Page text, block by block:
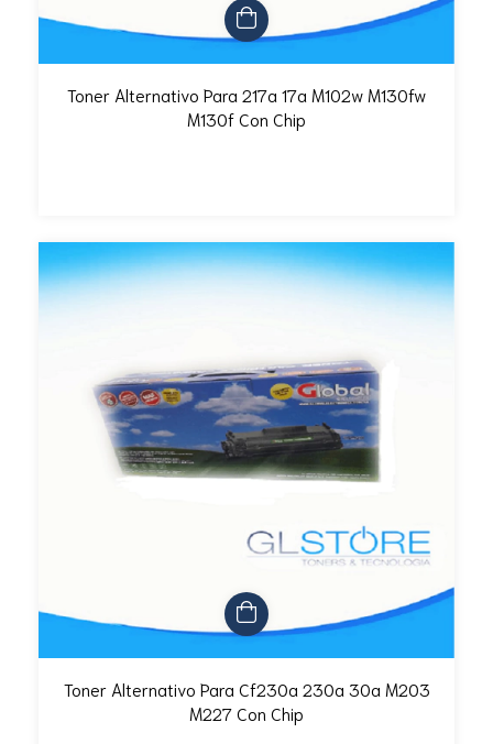
Toner Alternativo Para 217a 17a M102w M130fw
M130f Con Chip
Toner Alternativo Para Cf230a 230a 30a M203
M227 Con Chip